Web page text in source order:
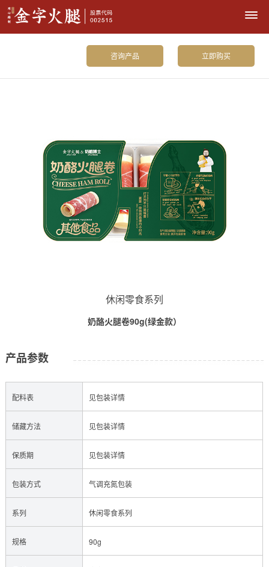
立即购买
咨询产品
休闲零食系列
奶酪火腿卷90g(绿金款）
产品参数
配料表 见包装详情
储藏方法 见包装详情
保质期 见包装详情
包装方式 气调充氮包装
系列 休闲零食系列
规格 90g